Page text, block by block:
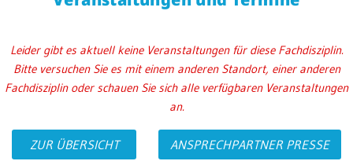
Leider gibt es aktuell keine Veranstaltungen für diese Fachdisziplin.
Bitte versuchen Sie es mit einem anderen Standort, einer anderen
Fachdisziplin oder schauen Sie sich alle verfügbaren Veranstaltungen
an.
ZUR ÜBERSICHT ANSPRECHPARTNER PRESSE